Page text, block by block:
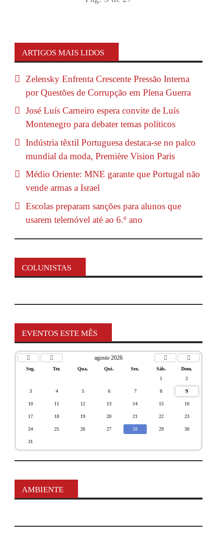
ARTIGOS MAIS LIDOS
Zelensky Enfrenta Crescente Pressão Interna
por Questões de Corrupção em Plena Guerra
José Luís Carneiro espera convite de Luís
Montenegro para debater temas políticos
Indústria têxtil Portuguesa destaca-se no palco
mundial da moda, Première Vision Paris
Médio Oriente: MNE garante que Portugal não
vende armas a Israel
Escolas preparam sanções para alunos que
usarem telemóvel até ao 6.º ano
COLUNISTAS
EVENTOS ESTE MÊS
agosto 2026
Seg. Ter. Qua. Qui. Sex. Sáb.
Dom.
1
2
3 4 5 6 7 8 9
10 11 12 13 14 15 16
17 18 19 20 21 22 23
24 25 26 27 28 29 30
31
AMBIENTE